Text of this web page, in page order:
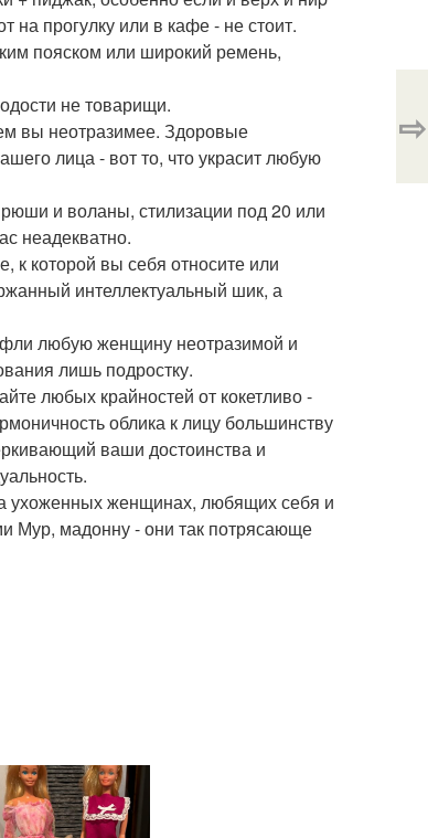
на прогулку или в кафе - не стоит.
пояском или широкий ремень,
не товарищи.
вы неотразимее. Здоровые
лица - вот то, что украсит любую
и воланы, стилизации под 20 или
неадекватно.
к которой вы себя относите или
интеллектуальный шик, а
любую женщину неотразимой и
лишь подростку.
любых крайностей от кокетливо -
облика к лицу большинству
ваши достоинства и
ухоженных женщинах, любящих себя и
Мур, мадонну - они так потрясающе
⇨